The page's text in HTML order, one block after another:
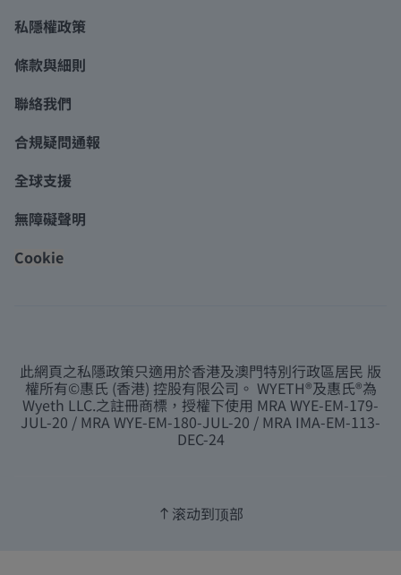
私隱權政策
條款與細則
聯絡我們
合規疑問通報
全球支援
無障礙聲明
Cookie
此網頁之私隱政策只適用於香港及澳門特別行政區居民 版
權所有©惠氏 (香港) 控股有限公司。 WYETH®及惠氏®為
Wyeth LLC.之註冊商標，授權下使用 MRA WYE-EM-179-
JUL-20 / MRA WYE-EM-180-JUL-20 / MRA IMA-EM-113-
DEC-24
滚动到顶部